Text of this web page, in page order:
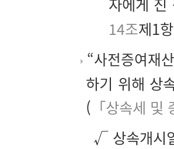
자에게 진
14조제1
“사전증여재
하기 위해 상
( 「상속세
√ 상속개시